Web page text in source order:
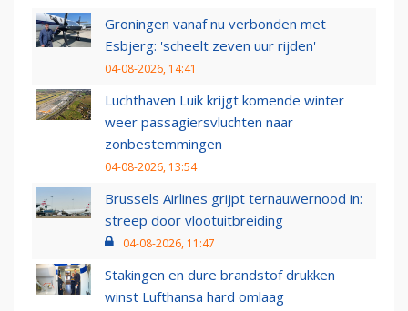
Groningen vanaf nu verbonden met
Esbjerg: 'scheelt zeven uur rijden'
04-08-2026, 14:41
Luchthaven Luik krijgt komende winter
weer passagiersvluchten naar
zonbestemmingen
04-08-2026, 13:54
Brussels Airlines grijpt ternauwernood in:
streep door vlootuitbreiding
04-08-2026, 11:47
Stakingen en dure brandstof drukken
winst Lufthansa hard omlaag